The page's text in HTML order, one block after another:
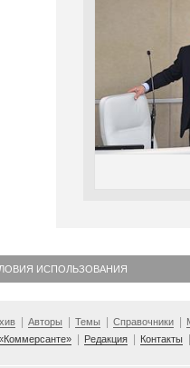
ИСПОЛЬЗОВАНИЯ
Авторы Темы Справочники
Редакция Контакты